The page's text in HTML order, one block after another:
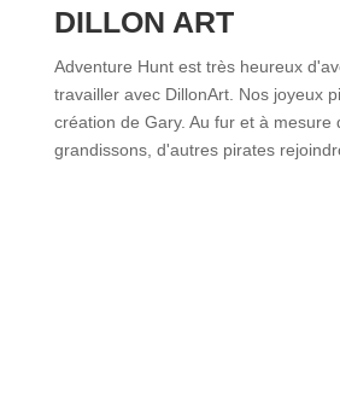
DILLON ART
Adventure Hunt est très heureux
travailler avec DillonArt. Nos joyeux
création de Gary. Au fur et à mesure
grandissons, d'autres pirates